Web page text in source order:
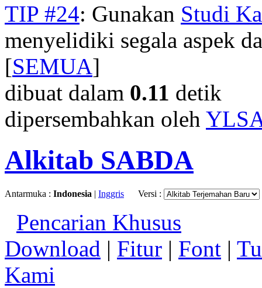
TIP #24: Gunakan Studi
menyelidiki segala aspek
[SEMUA]
dibuat dalam 0.11 detik
dipersembahkan oleh
Alkitab SABDA
Antarmuka : Indonesia | Inggris Versi :
Pencarian Khusus
Download | Fitur | Font |
Kami